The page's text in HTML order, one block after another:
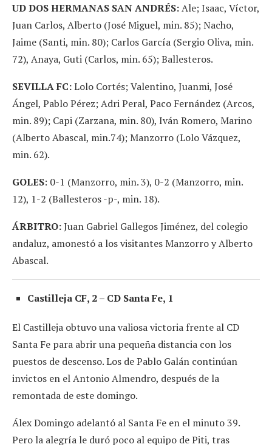
UD DOS HERMANAS SAN ANDRÉS:Ale; Isaac, Víctor,
Juan Carlos, Alberto (José Miguel, min. 85); Nacho,
Jaime (Santi, min. 80); Carlos García (Sergio Oliva, min.
72), Anaya, Guti (Carlos, min. 65); Ballesteros.
SEVILLA FC:Lolo Cortés; Valentino, Juanmi, José
Ángel, Pablo Pérez; Adri Peral, Paco Fernández (Arcos,
min. 89); Capi (Zarzana, min. 80), Iván Romero, Marino
(Alberto Abascal, min.74); Manzorro (Lolo Vázquez,
min. 62).
GOLES: 0-1 (Manzorro, min. 3), 0-2 (Manzorro, min.
12), 1-2 (Ballesteros -p-, min. 18).
ÁRBITRO:Juan Gabriel Gallegos Jiménez, del colegio
andaluz, amonestó a los visitantes Manzorro y Alberto
Abascal.
Castilleja CF, 2 – CD Santa Fe, 1
El Castilleja obtuvo una valiosa victoria frente al CD
Santa Fe para abrir una pequeña distancia con los
puestos de descenso. Los de Pablo Galán continúan
invictos en el Antonio Almendro, después de la
remontada de este domingo.
Álex Domingo adelantó al Santa Fe en el minuto 39.
Pero la alegría le duró poco al equipo de Piti, tras